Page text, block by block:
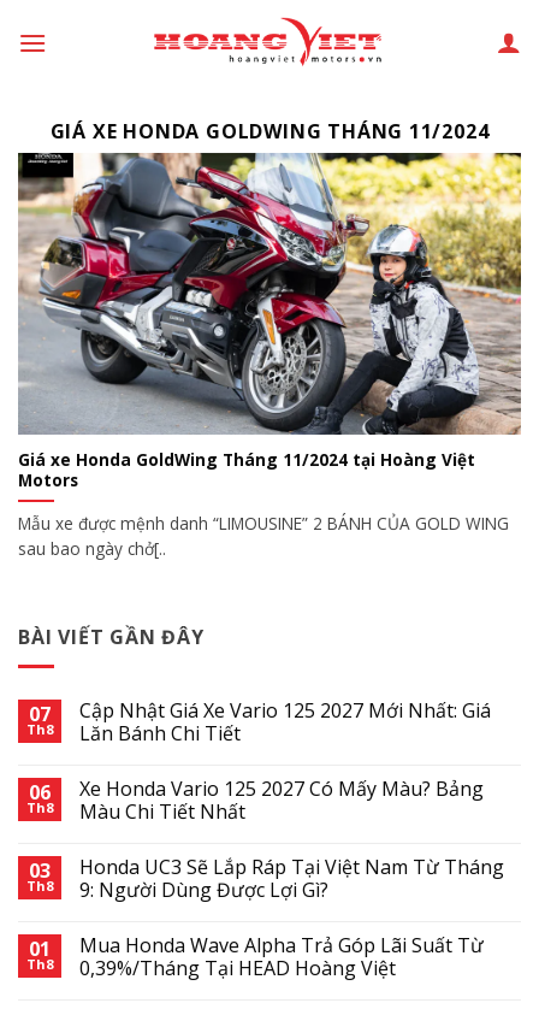
đến
GIÁ XE HONDA GOLDWING THÁNG 11/2024
Giá xe Honda GoldWing Tháng 11/2024 tại Hoàng Việt
Motors
Mẫu xe được mệnh danh “LIMOUSINE” 2 BÁNH CỦA GOLD WING
sau bao ngày chở[..
BÀI VIẾT GẦN ĐÂY
07
Th8
Cập Nhật Giá Xe Vario 125 2027 Mới Nhất: Giá
Lăn Bánh Chi Tiết
06
Th8
Xe Honda Vario 125 2027 Có Mấy Màu? Bảng
Màu Chi Tiết Nhất
03
Th8
Honda UC3 Sẽ Lắp Ráp Tại Việt Nam Từ Tháng
9: Người Dùng Được Lợi Gì?
01
Th8
Mua Honda Wave Alpha Trả Góp Lãi Suất Từ
0,39%/Tháng Tại HEAD Hoàng Việt